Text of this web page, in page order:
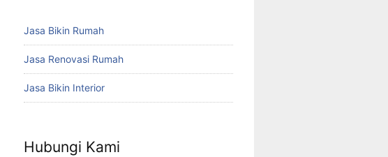
Jasa Bikin Rumah
Jasa Renovasi Rumah
Jasa Bikin Interior
Hubungi Kami